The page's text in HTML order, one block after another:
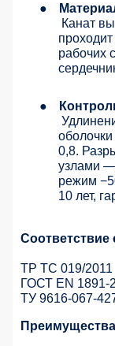
●
Канат
рабочих
●
0,8.
узлами
режим
10 лет,
Соответствие
ТР ТС 019/2011
ГОСТ EN 1891-
ТУ 9616-067-